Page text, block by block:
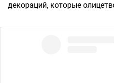
декораций, которые